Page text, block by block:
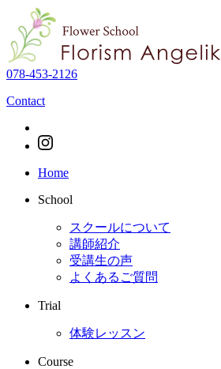
078-453-2126
Contact
Home
School
スクールについて
講師紹介
受講生の声
よくあるご質問
Trial
体験レッスン
Course